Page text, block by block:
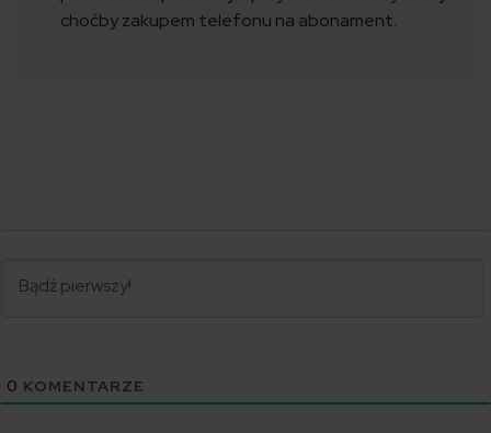
choćby zakupem telefonu na abonament.
0 KOMENTARZE